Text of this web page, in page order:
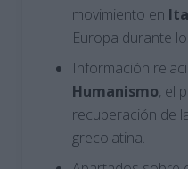
movimiento en
Europa durante
Información
Humanismo, el
recuperación de
grecolatina.